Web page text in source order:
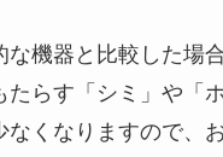
な機器と比較した場
たらす「シミ」や「
なくなりますので、